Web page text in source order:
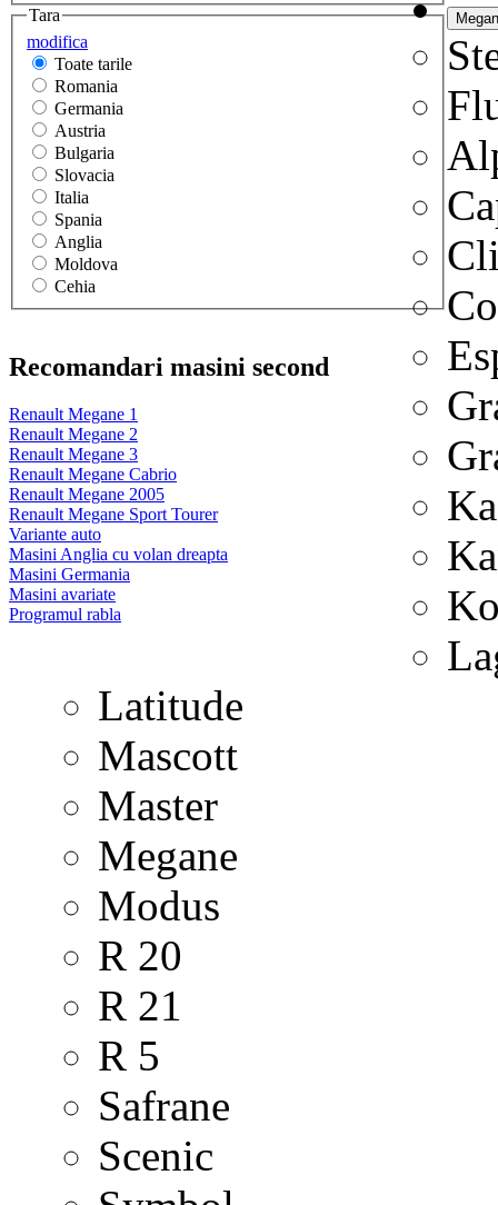
modifica
Tara
Toate tarile
Romania
Germania
Austria
Bulgaria
Slovacia
Italia
Spania
Anglia
Moldova
Cehia
Recomandari masini second
Renault Megane 1
Renault Megane 2
Renault Megane 3
Renault Megane Cabrio
Renault Megane 2005
Renault Megane Sport Tourer
Variante auto
Masini Anglia cu volan dreapta
Masini Germania
Masini avariate
Programul rabla
Latitude
Mascott
Master
Megane
Modus
R 20
R 21
R 5
Safrane
Scenic